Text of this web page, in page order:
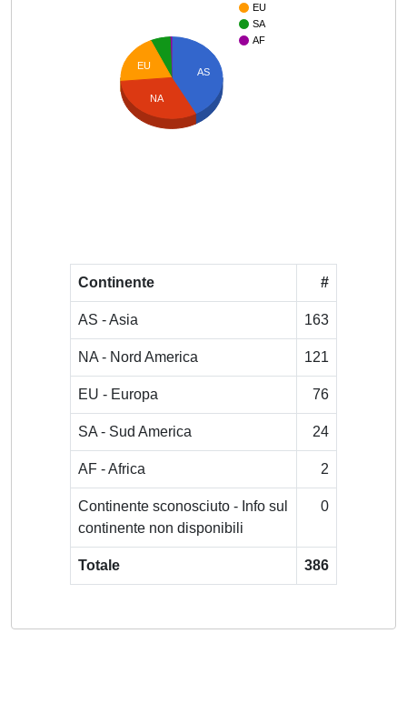
EU
SA
AF
AS
EU
NA
Continente #
AS - Asia 163
NA - Nord America 121
EU - Europa 76
SA - Sud America 24
AF - Africa 2
Continente sconosciuto - Info sul
continente non disponibili
0
Totale 386